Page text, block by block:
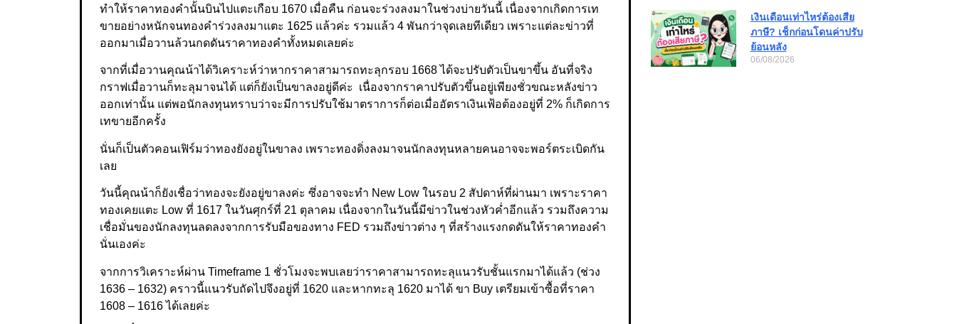
ทำให้ราคาทองคำนั้นบินไปแตะเกือบ 1670 เมื่อคืน ก่อนจะร่วงลงมาในช่วงบ่ายวันนี้ เนื่องจากเกิดการเท
ขายอย่างหนักจนทองคำร่วงลงมาแตะ 1625 แล้วค่ะ รวมแล้ว 4 พันกว่าจุดเลยทีเดียว เพราะแต่ละข่าวที่
ออกมาเมื่อวานล้วนกดดันราคาทองคำทั้งหมดเลยค่ะ
จากที่เมื่อวานคุณน้าได้วิเคราะห์ว่าหากราคาสามารถทะลุกรอบ 1668 ได้จะปรับตัวเป็นขาขึ้น อันที่จริง
กราฟเมื่อวานก็ทะลุมาจนได้ แต่ก็ยังเป็นขาลงอยู่ดีค่ะ เนื่องจากราคาปรับตัวขึ้นอยู่เพียงชั่วขณะหลังข่าว
ออกเท่านั้น แต่พอนักลงทุนทราบว่าจะมีการปรับใช้มาตราการก็ต่อเมื่ออัตราเงินเฟ้อต้องอยู่ที่ 2% ก็เกิดการ
เทขายอีกครั้ง
นั่นก็เป็นตัวคอนเฟิร์มว่าทองยังอยู่ในขาลง เพราะทองดิ่งลงมาจนนักลงทุนหลายคนอาจจะพอร์ตระเบิดกัน
เลย
วันนี้คุณน้าก็ยังเชื่อว่าทองจะยังอยู่ขาลงค่ะ ซึ่งอาจจะทำ New Low ในรอบ 2 สัปดาห์ที่ผ่านมา เพราะราคา
ทองเคยแตะ Low ที่ 1617 ในวันศุกร์ที่ 21 ตุลาคม เนื่องจากในวันนี้มีข่าวในช่วงหัวค่ำอีกแล้ว รวมถึงความ
เชื่อมั่นของนักลงทุนลดลงจากการรับมือของทาง FED รวมถึงข่าวต่าง ๆ ที่สร้างแรงกดดันให้ราคาทองคำ
นั่นเองค่ะ
จากการวิเคราะห์ผ่าน Timeframe 1 ชั่วโมงจะพบเลยว่าราคาสามารถทะลุแนวรับชั้นแรกมาได้แล้ว (ช่วง
1636 – 1632) คราวนี้แนวรับถัดไปจึงอยู่ที่ 1620 และหากทะลุ 1620 มาได้ ขา Buy เตรียมเข้าซื้อที่ราคา
1608 – 1616 ได้เลยค่ะ
เงินเดือนเท่าไหร่ต้องเสีย
ภาษี? เช็กก่อนโดนค่าปรับ
ย้อนหลัง
06/08/2026